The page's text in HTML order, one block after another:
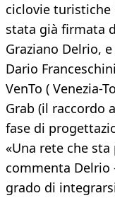
ciclovie
stata già firmata
Graziano Delrio,
Dario
VenTo ( Venezia-
Grab (il raccordo
fase di
«Una rete che
commenta
grado di